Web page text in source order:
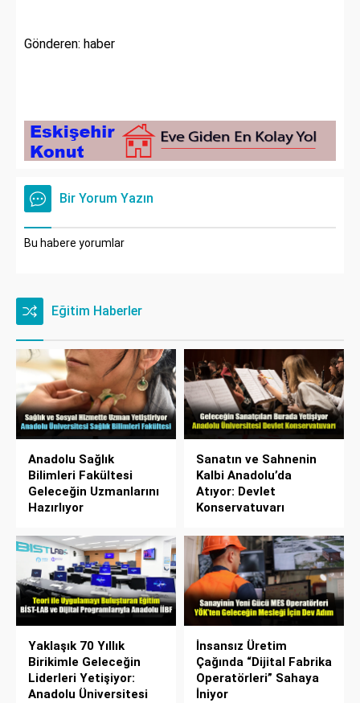
Gönderen: haber
Bir Yorum Yazın
Bu habere yorumlar
Eğitim Haberler
Anadolu Sağlık
Bilimleri Fakültesi
Geleceğin Uzmanlarını
Hazırlıyor
Sanatın ve Sahnenin
Kalbi Anadolu’da
Atıyor: Devlet
Konservatuvarı
Yaklaşık 70 Yıllık
Birikimle Geleceğin
Liderleri Yetişiyor:
Anadolu Üniversitesi
İnsansız Üretim
Çağında “Dijital Fabrika
Operatörleri” Sahaya
İniyor